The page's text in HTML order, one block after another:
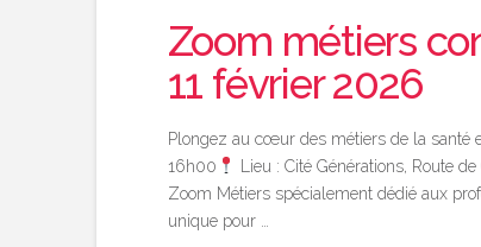
Zoom métiers
11 février 2026
Plongez au cœur des métiers de la santé
16h00
Lieu : Cité Générations, Route
Zoom Métiers spécialement dédié aux
unique pour …